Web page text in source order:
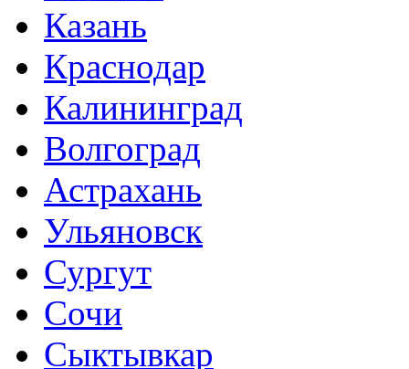
Казань
Краснодар
Калининград
Волгоград
Астрахань
Ульяновск
Сургут
Сочи
Сыктывкар